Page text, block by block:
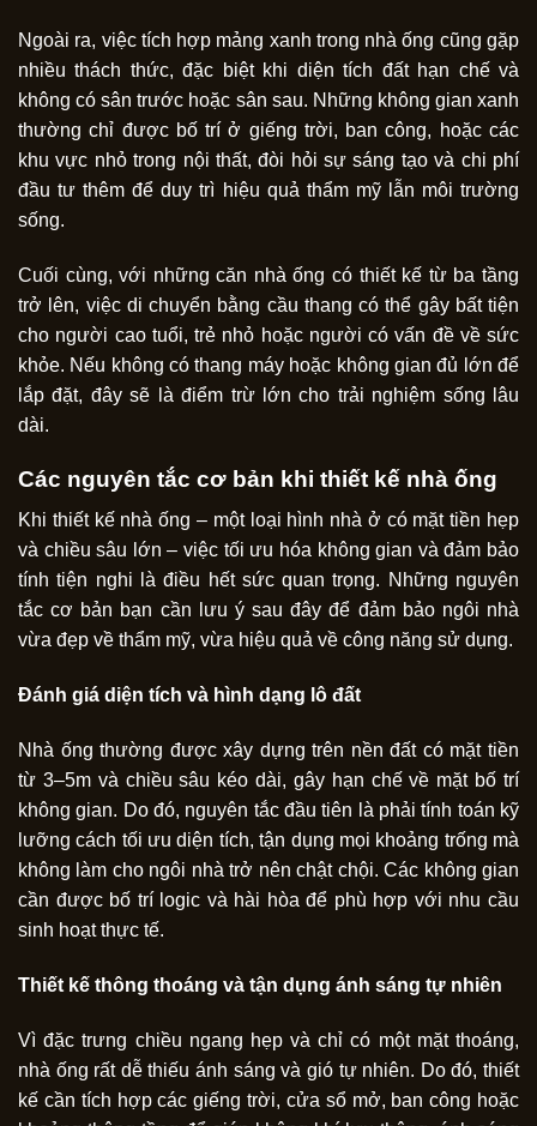
Ngoài ra, việc tích hợp mảng xanh trong nhà ống cũng gặp
nhiều thách thức, đặc biệt khi diện tích đất hạn chế và
không có sân trước hoặc sân sau. Những không gian xanh
thường chỉ được bố trí ở giếng trời, ban công, hoặc các
khu vực nhỏ trong nội thất, đòi hỏi sự sáng tạo và chi phí
đầu tư thêm để duy trì hiệu quả thẩm mỹ lẫn môi trường
sống.
Cuối cùng, với những căn nhà ống có thiết kế từ ba tầng
trở lên, việc di chuyển bằng cầu thang có thể gây bất tiện
cho người cao tuổi, trẻ nhỏ hoặc người có vấn đề về sức
khỏe. Nếu không có thang máy hoặc không gian đủ lớn để
lắp đặt, đây sẽ là điểm trừ lớn cho trải nghiệm sống lâu
dài.
Các nguyên tắc cơ bản khi thiết kế nhà ống
Khi thiết kế nhà ống – một loại hình nhà ở có mặt tiền hẹp
và chiều sâu lớn – việc tối ưu hóa không gian và đảm bảo
tính tiện nghi là điều hết sức quan trọng. Những nguyên
tắc cơ bản bạn cần lưu ý sau đây để đảm bảo ngôi nhà
vừa đẹp về thẩm mỹ, vừa hiệu quả về công năng sử dụng.
Đánh giá diện tích và hình dạng lô đất
Nhà ống thường được xây dựng trên nền đất có mặt tiền
từ 3–5m và chiều sâu kéo dài, gây hạn chế về mặt bố trí
không gian. Do đó, nguyên tắc đầu tiên là phải tính toán kỹ
lưỡng cách tối ưu diện tích, tận dụng mọi khoảng trống mà
không làm cho ngôi nhà trở nên chật chội. Các không gian
cần được bố trí logic và hài hòa để phù hợp với nhu cầu
sinh hoạt thực tế.
Thiết kế thông thoáng và tận dụng ánh sáng tự nhiên
Vì đặc trưng chiều ngang hẹp và chỉ có một mặt thoáng,
nhà ống rất dễ thiếu ánh sáng và gió tự nhiên. Do đó, thiết
kế cần tích hợp các giếng trời, cửa sổ mở, ban công hoặc